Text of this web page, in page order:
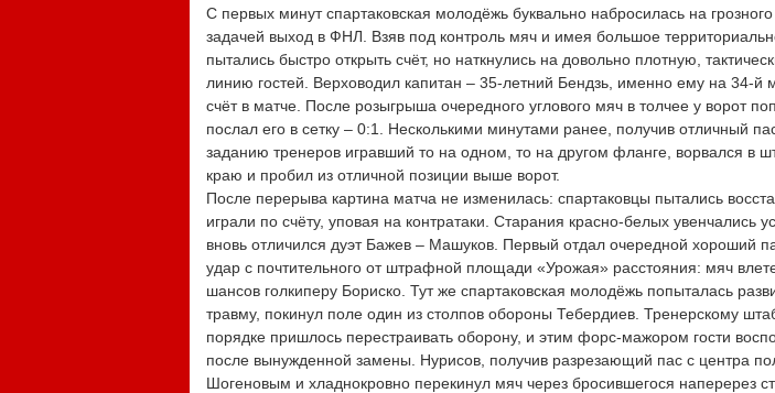
С первых минут спартаковская молодёжь буквально набросилась на
задачей выход в ФНЛ. Взяв под контроль мяч и имея большое
пытались быстро открыть счёт, но наткнулись на довольно плотную,
линию гостей. Верховодил капитан – 35-летний Бендзь, именно ему на 34-й
счёт в матче. После розыгрыша очередного углового мяч в толчее у ворот
послал его в сетку – 0:1. Несколькими минутами ранее, получив отличный
заданию тренеров игравший то на одном, то на другом фланге, ворвался в
краю и пробил из отличной позиции выше ворот.
После перерыва картина матча не изменилась: спартаковцы пытались
играли по счёту, уповая на контратаки. Старания красно-белых увенчались
вновь отличился дуэт Бажев – Машуков. Первый отдал очередной хороший
удар с почтительного от штрафной площади «Урожая» расстояния: мяч
шансов голкиперу Бориско. Тут же спартаковская молодёжь попыталась
травму, покинул поле один из столпов обороны Тебердиев. Тренерскому
порядке пришлось перестраивать оборону, и этим форс-мажором гости
после вынужденной замены. Нурисов, получив разрезающий пас с центра
Шогеновым и хладнокровно перекинул мяч через бросившегося наперерез